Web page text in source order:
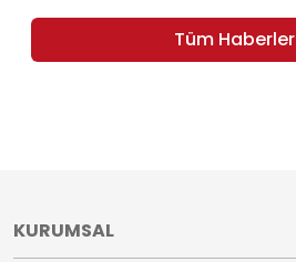
Tüm Haberler
KURUMSAL